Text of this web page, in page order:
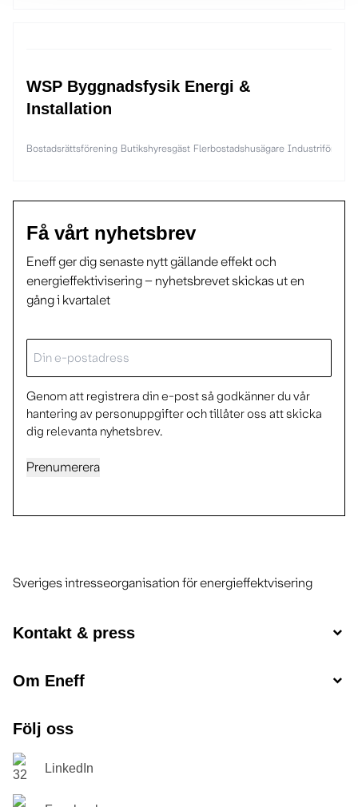
WSP Byggnadsfysik Energi &
Installation
Bostadsrättsförening Butikshyresgäst Flerbostadshusägare Industriföretag
Få vårt nyhetsbrev
Eneff ger dig senaste nytt gällande effekt och
energieffektivisering – nyhetsbrevet skickas ut en
gång i kvartalet
post
Genom att registrera din e-post så godkänner du vår
hantering av personuppgifter och tillåter oss att skicka
dig relevanta nyhetsbrev.
Prenumerera
Sveriges intresseorganisation för energieffektvisering
Kontakt & press
Om Eneff
Följ oss
LinkedIn